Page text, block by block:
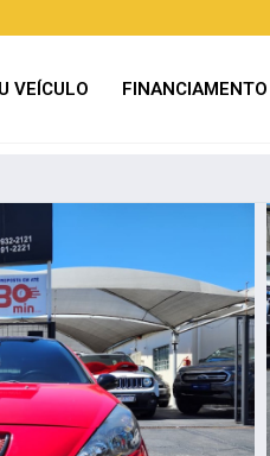
VEÍCULO FINANCIAMENTO